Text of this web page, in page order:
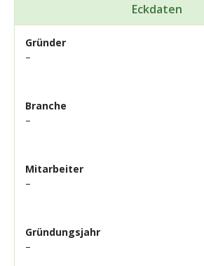
Eckdaten
Gründer
–
Branche
–
Mitarbeiter
–
Gründungsjahr
–